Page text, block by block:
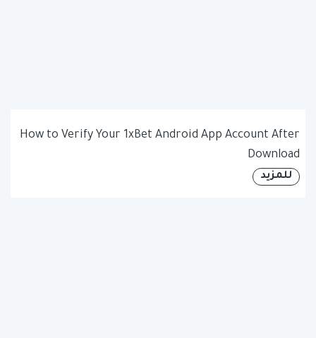
How to Verify Your 1xBet Android App Account After
Download
للمزيد